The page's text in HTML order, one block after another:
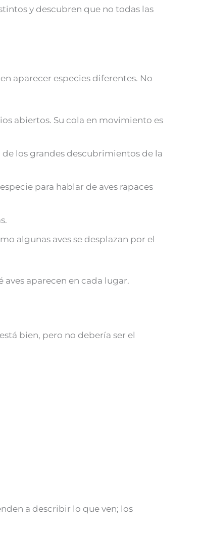
y descubren que no todas las
aparecer especies diferentes. No
abiertos. Su cola en movimiento es
los grandes descubrimientos de la
para hablar de aves rapaces
algunas aves se desplazan por el
aparecen en cada lugar.
bien, pero no debería ser el
a describir lo que ven; los